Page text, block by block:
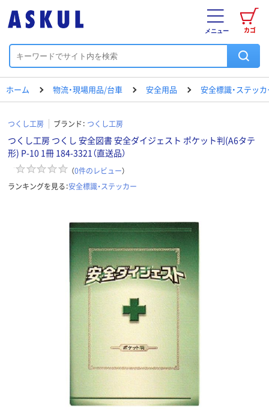
カゴ
メニュー
ホーム 物流・現場用品/台車 安全用品 安全標識・ステッ
つくし工房 ブランド： つくし工房
つくし工房 つくし 安全図書 安全ダイジェスト ポケット判(A6タテ
形) P-10 1冊 184-3321（直送品）
（0件のレビュー）
ランキングを見る：安全標識・ステッカー